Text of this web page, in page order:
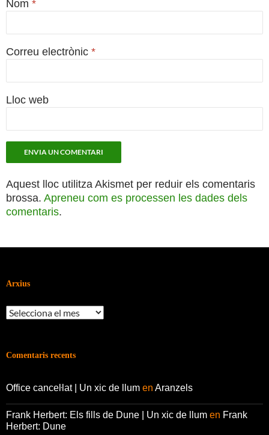
Nom *
Correu electrònic *
Lloc web
Aquest lloc utilitza Akismet per reduir els comentaris
brossa. Apreneu com es processen les dades dels
comentaris.
Arxius
Arxius
Comentaris recents
Office canceŀlat | Un xic de llum en Aranzels
Frank Herbert: Els fills de Dune | Un xic de llum en Frank
Herbert: Dune